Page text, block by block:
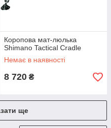
Коропова мат-люлька
Shimano Tactical Cradle
Немає в наявності
8 720 ₴
ще